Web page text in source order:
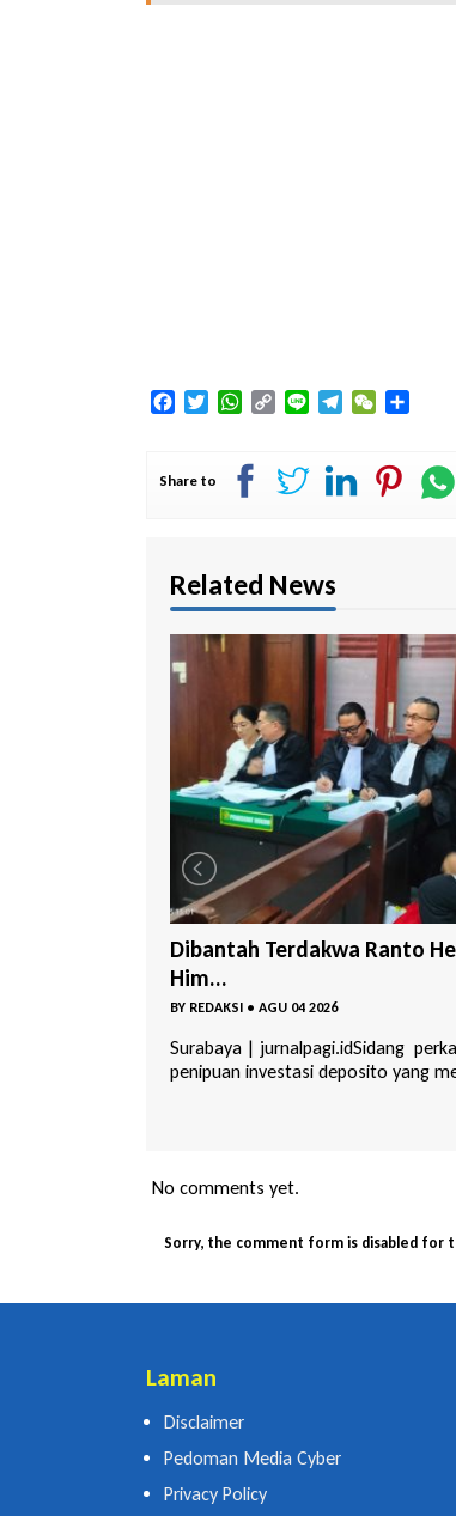
FacebookTwitterWhatsApp
Copy
Line TelegramWeChat
Share to
Related News
Tim Tabur Kejari Surabaya
...
BY REDAKSI • AGU 03 2026
Surabaya | Jurnalpagi.id Pelarian
penipuan investasi modal usaha
No comments yet.
Sorry, the comment form is disabled for
Laman
Disclaimer
Pedoman Media Cyber
Privacy Policy